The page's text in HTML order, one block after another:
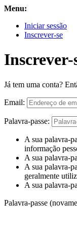
Menu:
Iniciar sessão
Inscrever-se
Inscrever-
Já tem uma conta?
Email:
Palavra-passe:
A sua palavra-
informação
A sua palavra-
A sua palavra-
geralmente
A sua palavra-
Palavra-passe